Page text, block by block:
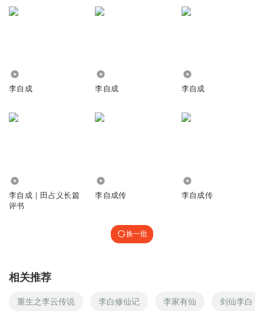
李自成 李自成 李自成
李自成｜田占义长篇
评书
李自成传 李自成传
换一批
相关推荐
重生之李云传说 李白修仙记 李家有仙 剑仙李白